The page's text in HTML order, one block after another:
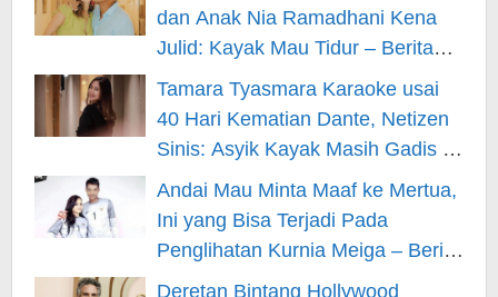
dan Anak Nia Ramadhani Kena
Julid: Kayak Mau Tidur – Berita
Hiburan
Tamara Tyasmara Karaoke usai
40 Hari Kematian Dante, Netizen
Sinis: Asyik Kayak Masih Gadis –
Berita Hiburan
Andai Mau Minta Maaf ke Mertua,
Ini yang Bisa Terjadi Pada
Penglihatan Kurnia Meiga – Berita
Hiburan
Deretan Bintang Hollywood